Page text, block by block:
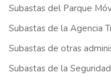
Subastas del Parque
Subastas de la Agencia
Subastas de otras
Subastas de la